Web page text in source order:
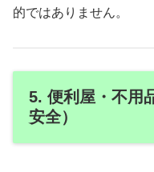
的ではありません。
5. 便利屋・不用
安全）